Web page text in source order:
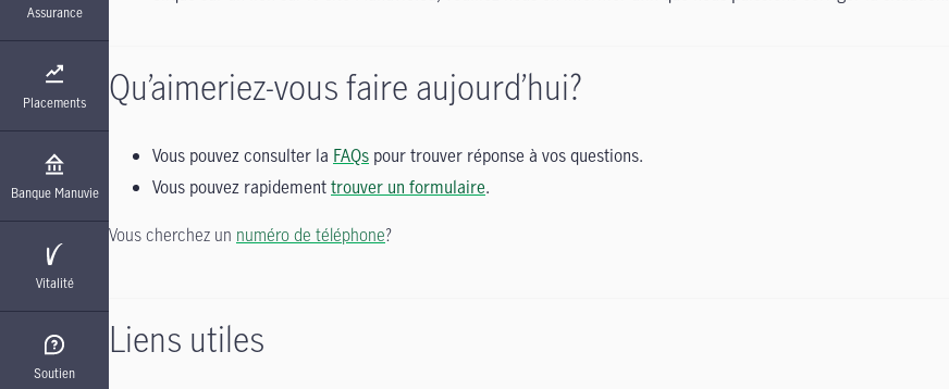
Assurance
Placements
Banque Manuvie
Vitalité
Soutien
Qu’aimeriez-vous faire aujourd’hui?
Vous pouvez consulter la FAQs pour trouver réponse à vos questions.
Vous pouvez rapidementtrouver un formulaire.
Vous cherchez un numéro de téléphone?
Liens utiles